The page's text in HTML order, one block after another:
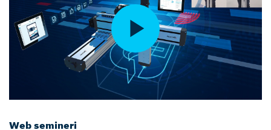
Web semineri